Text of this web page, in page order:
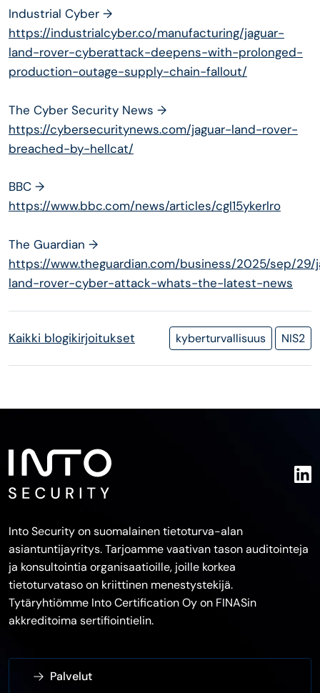
Industrial Cyber →
https://industrialcyber.co/manufacturing/jaguar-
land-rover-cyberattack-deepens-with-prolonged-
production-outage-supply-chain-fallout/
The Cyber Security News →
https://cybersecuritynews.com/jaguar-land-rover-
breached-by-hellcat/
BBC →
https://www.bbc.com/news/articles/cgl15ykerlro
The Guardian →
https://www.theguardian.com/business/2025/sep/29/
land-rover-cyber-attack-whats-the-latest-news
Kaikki blogikirjoitukset kyberturvallisuus NIS2
Into Security on suomalainen tietoturva-alan
asiantuntijayritys. Tarjoamme vaativan tason auditointeja
ja konsultointia organisaatioille, joille korkea
tietoturvataso on kriittinen menestystekijä.
Tytäryhtiömme Into Certification Oy on FINASin
akkreditoima sertifiointielin.
Palvelut